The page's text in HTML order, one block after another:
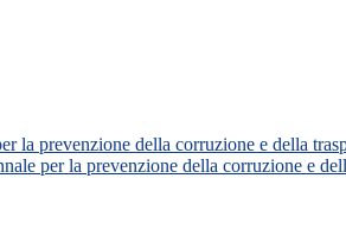
la prevenzione della corruzione e della
per la prevenzione della corruzione e